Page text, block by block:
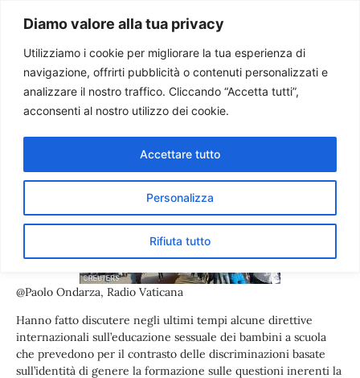
Diamo valore alla tua privacy
Utilizziamo i cookie per migliorare la tua esperienza di
navigazione, offrirti pubblicità o contenuti personalizzati e
analizzare il nostro traffico. Cliccando “Accetta tutti”,
acconsenti al nostro utilizzo dei cookie.
Personalizza
Rifiuta tutto
Accettare tutto
Paolo Ondarza
Movimento europeo difesa
vita: “no” al teoria nelle
scuole
@Paolo Ondarza, Radio Vaticana
Hanno fatto discutere negli ultimi tempi alcune direttive
internazionali sull’educazione sessuale dei bambini a scuola
che prevedono per il contrasto delle discriminazioni basate
sull’identità di genere la formazione sulle questioni inerenti la